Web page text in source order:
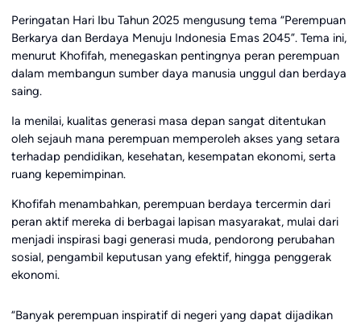
Peringatan Hari Ibu Tahun 2025 mengusung tema “Perempuan
Berkarya dan Berdaya Menuju Indonesia Emas 2045”. Tema ini,
menurut Khofifah, menegaskan pentingnya peran perempuan
dalam membangun sumber daya manusia unggul dan berdaya
saing.
Ia menilai, kualitas generasi masa depan sangat ditentukan
oleh sejauh mana perempuan memperoleh akses yang setara
terhadap pendidikan, kesehatan, kesempatan ekonomi, serta
ruang kepemimpinan.
Khofifah menambahkan, perempuan berdaya tercermin dari
peran aktif mereka di berbagai lapisan masyarakat, mulai dari
menjadi inspirasi bagi generasi muda, pendorong perubahan
sosial, pengambil keputusan yang efektif, hingga penggerak
ekonomi.
“Banyak perempuan inspiratif di negeri yang dapat dijadikan